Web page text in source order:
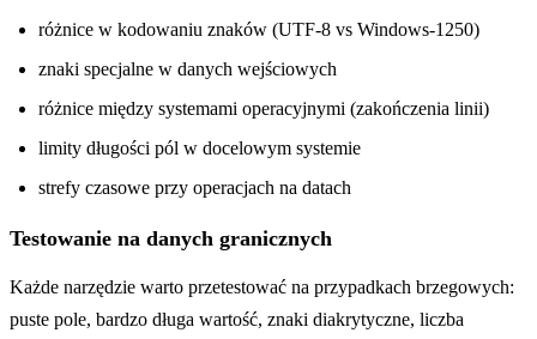
różnice w kodowaniu znaków (UTF-8 vs Windows-1250)
znaki specjalne w danych wejściowych
różnice między systemami operacyjnymi (zakończenia linii)
limity długości pól w docelowym systemie
strefy czasowe przy operacjach na datach
Testowanie na danych granicznych
Każde narzędzie warto przetestować na przypadkach brzegowych:
puste pole, bardzo długa wartość, znaki diakrytyczne, liczba